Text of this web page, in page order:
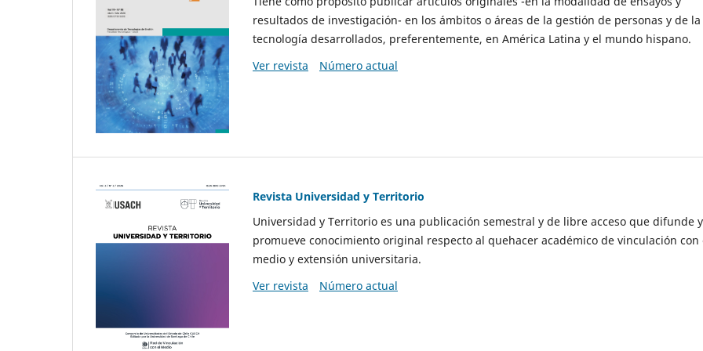
resultados de investigación- en los ámbitos o áreas de la gestión de personas y de la
tecnología desarrollados, preferentemente, en América Latina y el mundo hispano.
Ver revista
Número actual
Revista Universidad y Territorio
Universidad y Territorio es una publicación semestral y de libre acceso que difunde y
promueve conocimiento original respecto al quehacer académico de vinculación con
medio y extensión universitaria.
Ver revista
Número actual